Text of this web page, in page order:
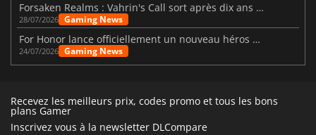
Forsaken Realms : Vahrin's Call sort après dix ans de développement
28/07/2026 Gaming News
For Honor lance officiellement un nouveau héros nommé Arakure
24/07/2026 Gaming News
Recevez les meilleurs prix, codes promo et tous les bons
plans Gamer
Inscrivez vous à la newsletter DLCompare